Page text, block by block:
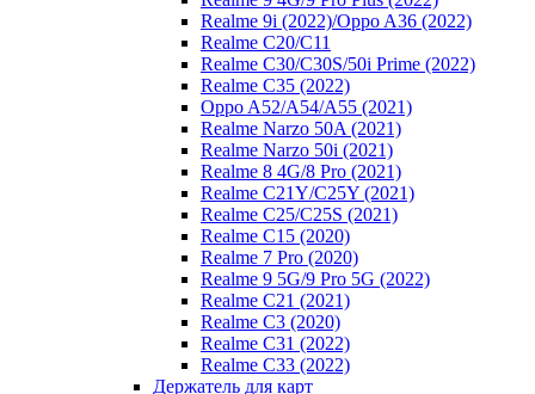
Realme 9i (2022)/Oppo A36 (2022)
Realme C20/C11
Realme C30/C30S/50i Prime (2022)
Realme C35 (2022)
Oppo A52/A54/A55 (2021)
Realme Narzo 50A (2021)
Realme Narzo 50i (2021)
Realme 8 4G/8 Pro (2021)
Realme C21Y/C25Y (2021)
Realme C25/C25S (2021)
Realme C15 (2020)
Realme 7 Pro (2020)
Realme 9 5G/9 Pro 5G (2022)
Realme C21 (2021)
Realme C3 (2020)
Realme C31 (2022)
Realme C33 (2022)
Держатель для карт